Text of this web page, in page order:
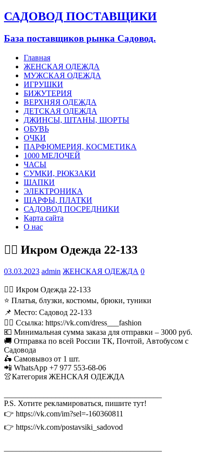
САДОВОД ПОСТАВЩИКИ
База поставщиков рынка Садовод.
Главная
ЖЕНСКАЯ ОДЕЖДА
МУЖСКАЯ ОДЕЖДА
ИГРУШКИ
БИЖУТЕРИЯ
ВЕРХНЯЯ ОДЕЖДА
ДЕТСКАЯ ОДЕЖДА
ДЖИНСЫ, ШТАНЫ, ШОРТЫ
ОБУВЬ
ОЧКИ
ПАРФЮМЕРИЯ, КОСМЕТИКА
1000 МЕЛОЧЕЙ
ЧАСЫ
СУМКИ, РЮКЗАКИ
ШАПКИ
ЭЛЕКТРОНИКА
ШАРФЫ, ПЛАТКИ
САДОВОД ПОСРЕДНИКИ
Карта сайта
О нас
💁‍♂ Икром Одежда 22-133
03.03.2023 admin ЖЕНСКАЯ ОДЕЖДА 0
💁‍♂ Икром Одежда 22-133
⭐ Платья, блузки, костюмы, брюки, туники
📌 Место: Садовод 22-133
👉🏻 Ссылка: https://vk.com/dress___fashion
💶 Минимальная сумма заказа для отправки – 3000 руб.
🚚 Отправка по всей России ТК, Почтой, Автобусом с
Садовода
🛵 Самовывоз от 1 шт.
📲 WhatsApp +7 977 553-68-06
👚Категория ЖЕНСКАЯ ОДЕЖДА
P.S. Хотите рекламироваться, пишите тут!
👉 https://vk.com/im?sel=-160360811
👉 https://vk.com/postavsiki_sadovod